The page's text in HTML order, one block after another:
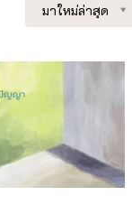
มาใหม่ล่าสุด